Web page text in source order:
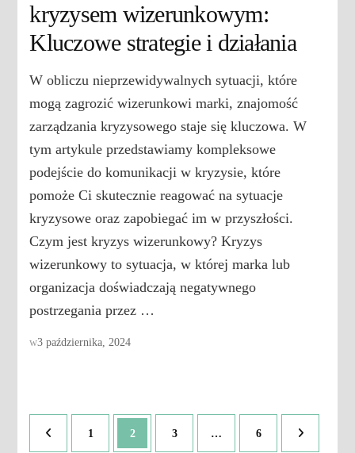
kryzysem wizerunkowym:
Kluczowe strategie i działania
W obliczu nieprzewidywalnych sytuacji, które
mogą zagrozić wizerunkowi marki, znajomość
zarządzania kryzysowego staje się kluczowa. W
tym artykule przedstawiamy kompleksowe
podejście do komunikacji w kryzysie, które
pomoże Ci skutecznie reagować na sytuacje
kryzysowe oraz zapobiegać im w przyszłości.
Czym jest kryzys wizerunkowy? Kryzys
wizerunkowy to sytuacja, w której marka lub
organizacja doświadczają negatywnego
postrzegania przez …
w3 października, 2024
Stronicowanie
wpisów
Strona
1 Strona
2 Strona
3 … Strona
6